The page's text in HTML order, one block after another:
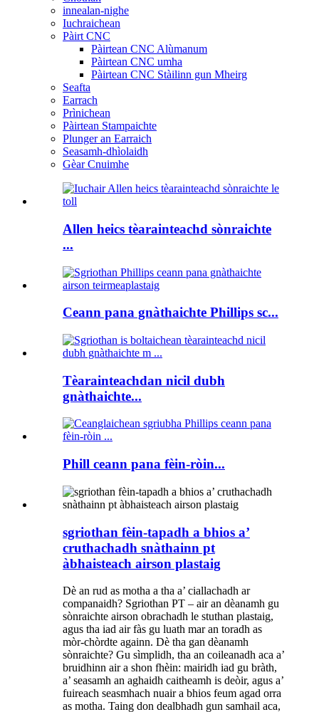
innealan-nighe
Iuchraichean
Pàirt CNC
Pàirtean CNC Alùmanum
Pàirtean CNC umha
Pàirtean CNC Stàilinn gun Mheirg
Seafta
Earrach
Prìnichean
Pàirtean Stampaichte
Plunger an Earraich
Seasamh-dhìolaidh
Gèar Cnuimhe
Allen heics tèarainteachd sònraichte
...
Ceann pana gnàthaichte Phillips sc...
Tèarainteachdan nicil dubh
gnàthaichte...
Phill ceann pana fèin-ròin...
sgriothan fèin-tapadh a bhios a’
cruthachadh snàthainn pt
àbhaisteach airson plastaig
Dè an rud as motha a tha a’ ciallachadh ar
companaidh? Sgriothan PT – air an dèanamh gu
sònraichte airson obrachadh le stuthan plastaig,
agus tha iad air fàs gu luath mar an toradh as
mòr-chòrdte againn. Dè tha gan dèanamh
sònraichte? Gu sìmplidh, tha an coileanadh aca a’
bruidhinn air a shon fhèin: mairidh iad gu bràth,
a’ seasamh an aghaidh caitheamh is deòir, agus a’
fuireach seasmhach nuair a bhios feum agad orra
as motha. Taing don dealbhadh gun samhail aca,